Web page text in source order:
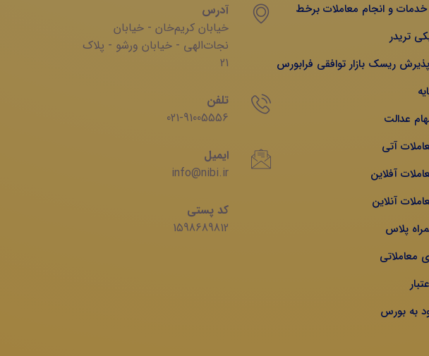
خدمات و انجام معاملات برخط
تریدر
پذیرش ریسک بازار توافقی فرابورس
عدالت
آتی
آفلاین
آنلاین
پلاس
معاملاتی
به بورس
آدرس
خیابان‌ کریم‌‌خان - خیابان
‌نجات‌الهی - خیابان ‌ورشو - پلاک
21
تلفن
021-91005556
ایمیل
info@nibi.ir
کد پستی
1598689812